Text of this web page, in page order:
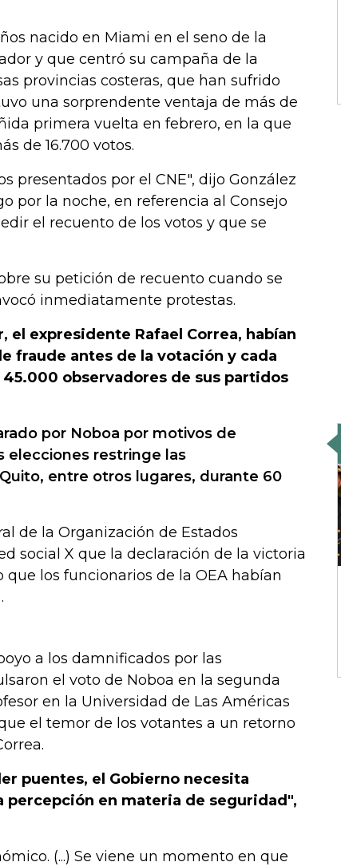
nacido en Miami en el seno de la
y que centró su campaña de la
provincias costeras, que han sufrido
una sorprendente ventaja de más de
primera vuelta en febrero, en la que
de 16.700 votos.
presentados por el CNE", dijo González
por la noche, en referencia al Consejo
el recuento de los votos y que se
su petición de recuento cuando se
inmediatamente protestas.
el expresidente Rafael Correa, habían
fraude antes de la votación y cada
observadores de sus partidos
por Noboa por motivos de
elecciones restringe las
entre otros lugares, durante 60
de la Organización de Estados
social X que la declaración de la victoria
los funcionarios de la OEA habían
a los damnificados por las
el voto de Noboa en la segunda
en la Universidad de Las Américas
el temor de los votantes a un retorno
puentes, el Gobierno necesita
percepción en materia de seguridad",
(...) Se viene un momento en que